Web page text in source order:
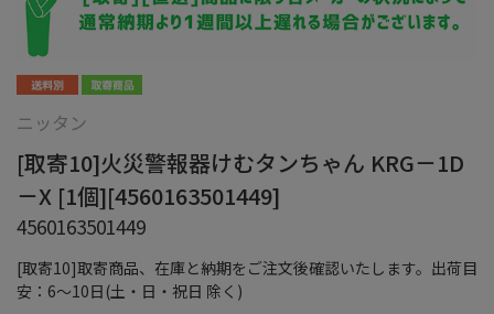
[取寄10]取寄商品、在庫と納期をご注文後確認いたします。出荷目
安：6～10日(土・日・祝日 除く)
ニッタン
[取寄10]火災警報器けむタンちゃん KRG－1D
－X [1個][4560163501449]
4560163501449